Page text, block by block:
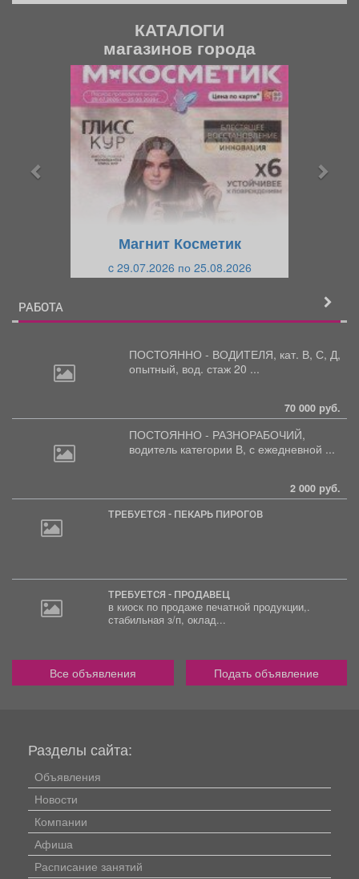
КАТАЛОГИ
магазинов города
Магнит Косметик
c 29.07.2026 по 25.08.2026
РАБОТА
ПОСТОЯННО - ВОДИТЕЛЯ, кат. В, С, Д,
опытный, вод. стаж 20 ...
70 000 руб.
ПОСТОЯННО - РАЗНОРАБОЧИЙ,
водитель категории В, с ежедневной ...
2 000 руб.
ТРЕБУЕТСЯ - ПЕКАРЬ ПИРОГОВ
ТРЕБУЕТСЯ - ПРОДАВЕЦ
в киоск по продаже печатной продукции,.
стабильная з/п, оклад...
Все объявления Подать объявление
Разделы сайта:
Объявления
Новости
Компании
Афиша
Расписание занятий